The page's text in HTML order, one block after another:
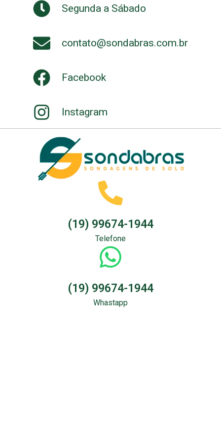
Segunda a Sábado
contato@sondabras.com.br
Facebook
Instagram
(19) 99674-1944
Telefone
(19) 99674-1944
Whastapp